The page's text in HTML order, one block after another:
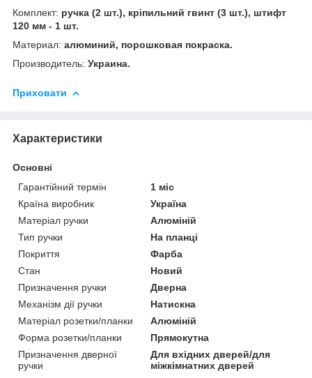
Комплект: ручка (2 шт.), кріпильний гвинт (3 шт.), штифт
120 мм - 1 шт.
Материал: алюминий, порошковая покраска.
Производитель: Украина.
Приховати
Характеристики
Основні
Гарантійний термін
1 міс
Країна виробник
Україна
Матеріал ручки
Алюміній
Тип ручки
На планці
Покриття
Фарба
Стан
Новий
Призначення ручки
Дверна
Механізм дії ручки
Натискна
Матеріал розетки/планки
Алюміній
Форма розетки/планки
Прямокутна
Призначення дверної
ручки
Для вхідних дверей/для
міжкімнатних дверей